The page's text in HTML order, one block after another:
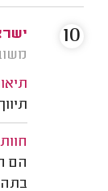
משוב: 18/
הם
10